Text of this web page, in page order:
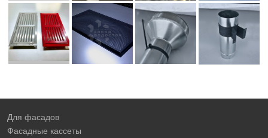
Для фасадов
Фасадные кассеты